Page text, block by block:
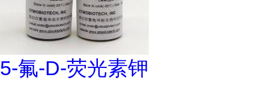
5-氟-D-荧光素钾